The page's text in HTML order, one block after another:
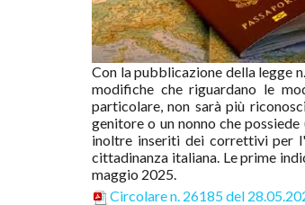
Con la pubblicazione della legge
modifiche che riguardano le
particolare, non sarà più
genitore o un nonno che
inoltre inseriti dei correttivi per
cittadinanza italiana. Le prime
maggio 2025.
Circolare n. 26185 del